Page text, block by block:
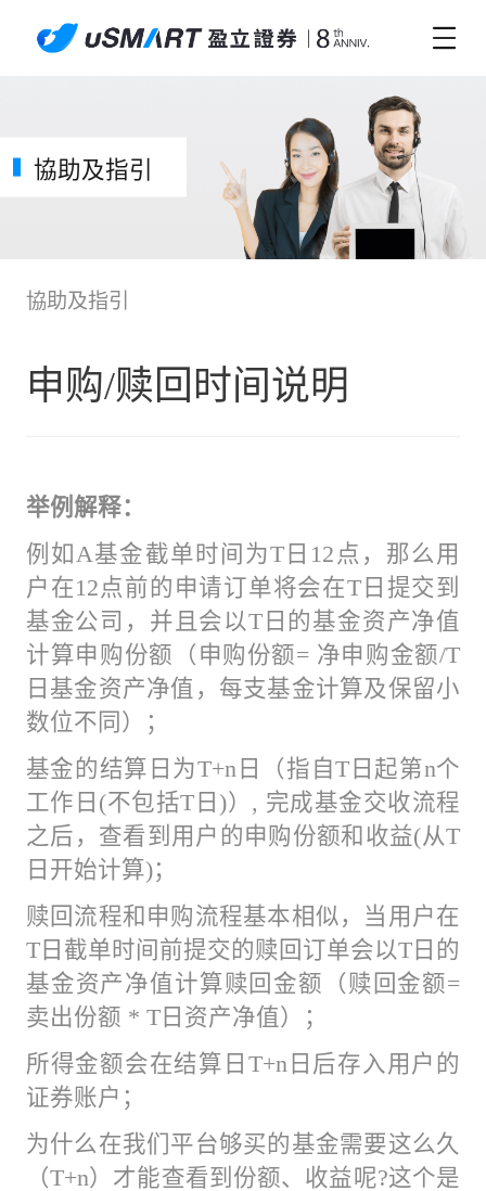
協助及指引
協助及指引
申购/赎回时间说明
举例解释：
例如A基金截单时间为T日12点，那么用
户在12点前的申请订单将会在T日提交到
基金公司，并且会以T日的基金资产净值
计算申购份额（申购份额= 净申购金额/T
日基金资产净值，每支基金计算及保留小
数位不同）；
基金的结算日为T+n日（指自T日起第n个
工作日(不包括T日)）, 完成基金交收流程
之后，查看到用户的申购份额和收益(从T
日开始计算)；
赎回流程和申购流程基本相似，当用户在
T日截单时间前提交的赎回订单会以T日的
基金资产净值计算赎回金额（赎回金额=
卖出份额 * T日资产净值）；
所得金额会在结算日T+n日后存入用户的
证券账户；
为什么在我们平台够买的基金需要这么久
（T+n）才能查看到份额、收益呢?这个是